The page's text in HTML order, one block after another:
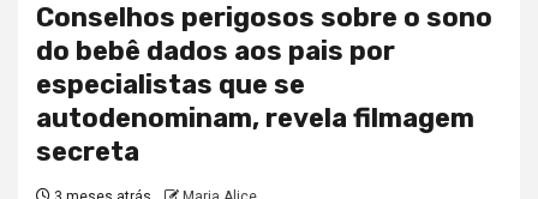
Conselhos perigosos sobre o sono
do bebê dados aos pais por
especialistas que se
autodenominam, revela filmagem
secreta